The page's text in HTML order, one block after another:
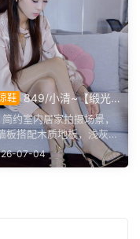
鞋
849/小清~【缎光
简约室内轻熟穿搭，钻
衬出柔润腿部线条。
约室内居家拍摄场景，
板搭配木质地板，浅灰布
与粉色花朵抱枕...
07-04